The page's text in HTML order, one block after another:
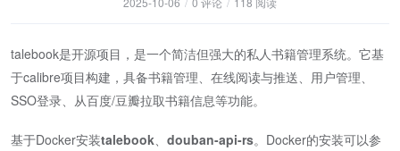
talebook是开源项目，是一个简洁但强大的私人书籍管理系统。它基
于calibre项目构建，具备书籍管理、在线阅读与推送、用户管理、
SSO登录、从百度/豆瓣拉取书籍信息等功能。
基于Docker安装talebook、 douban-api-rs。Docker的安装可以参